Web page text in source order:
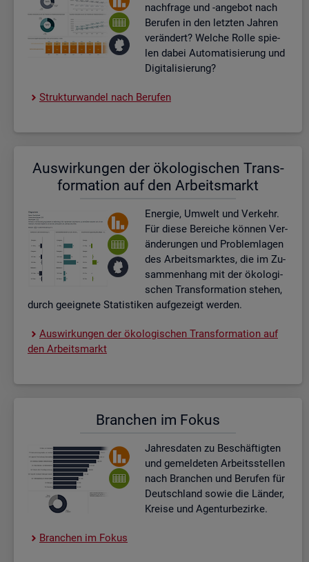
nach­fra­ge und -an­ge­bot nach
Be­ru­fen in den letz­ten Jah­ren
ver­än­dert? Wel­che Rolle spie­
len dabei Au­to­ma­ti­sie­rung und
Di­gi­ta­li­sie­rung?
Struk­tur­wan­del nach Be­ru­fen
Aus­wir­kun­gen der öko­lo­gi­schen Trans­
for­ma­ti­on auf den Ar­beits­markt
En­er­gie, Um­welt und Ver­kehr.
Für diese Be­rei­che kön­nen Ver­
än­de­run­gen und Pro­blem­la­gen
des Ar­beits­mark­tes, die im Zu­
sam­men­hang mit der öko­lo­gi­
schen Trans­for­ma­ti­on ste­hen,
durch ge­eig­ne­te Sta­tis­ti­ken auf­ge­zeigt wer­den.
Aus­wir­kun­gen der öko­lo­gi­schen Trans­for­ma­ti­on auf
den Ar­beits­markt
Bran­chen im Fokus
Jah­res­da­ten zu Be­schäf­tig­ten
und ge­mel­de­ten Ar­beits­stel­len
nach Bran­chen und Be­ru­fen für
Deutsch­land sowie die Län­der,
Krei­se und Agen­tur­be­zir­ke.
Bran­chen im Fokus